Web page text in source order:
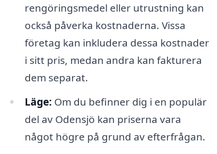
rengöringsmedel eller utrustning kan
också påverka kostnaderna. Vissa
företag kan inkludera dessa kostnader
i sitt pris, medan andra kan fakturera
dem separat.
Läge: Om du befinner dig i en populär
del av Odensjö kan priserna vara
något högre på grund av efterfrågan.